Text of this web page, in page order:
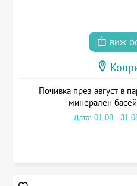
виж
Почивка през август в
минерален
Дата: 01.08 -